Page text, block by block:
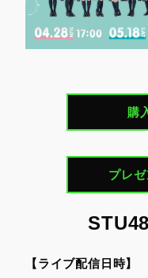
購
プレ
【ライブ配信日時】